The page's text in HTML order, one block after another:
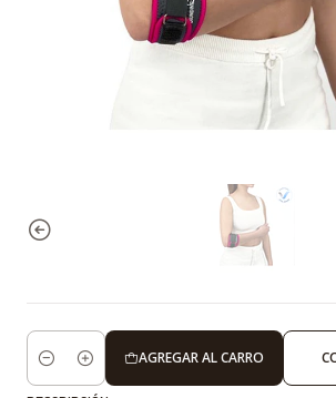
Cantidad
AGREGAR AL CARRO